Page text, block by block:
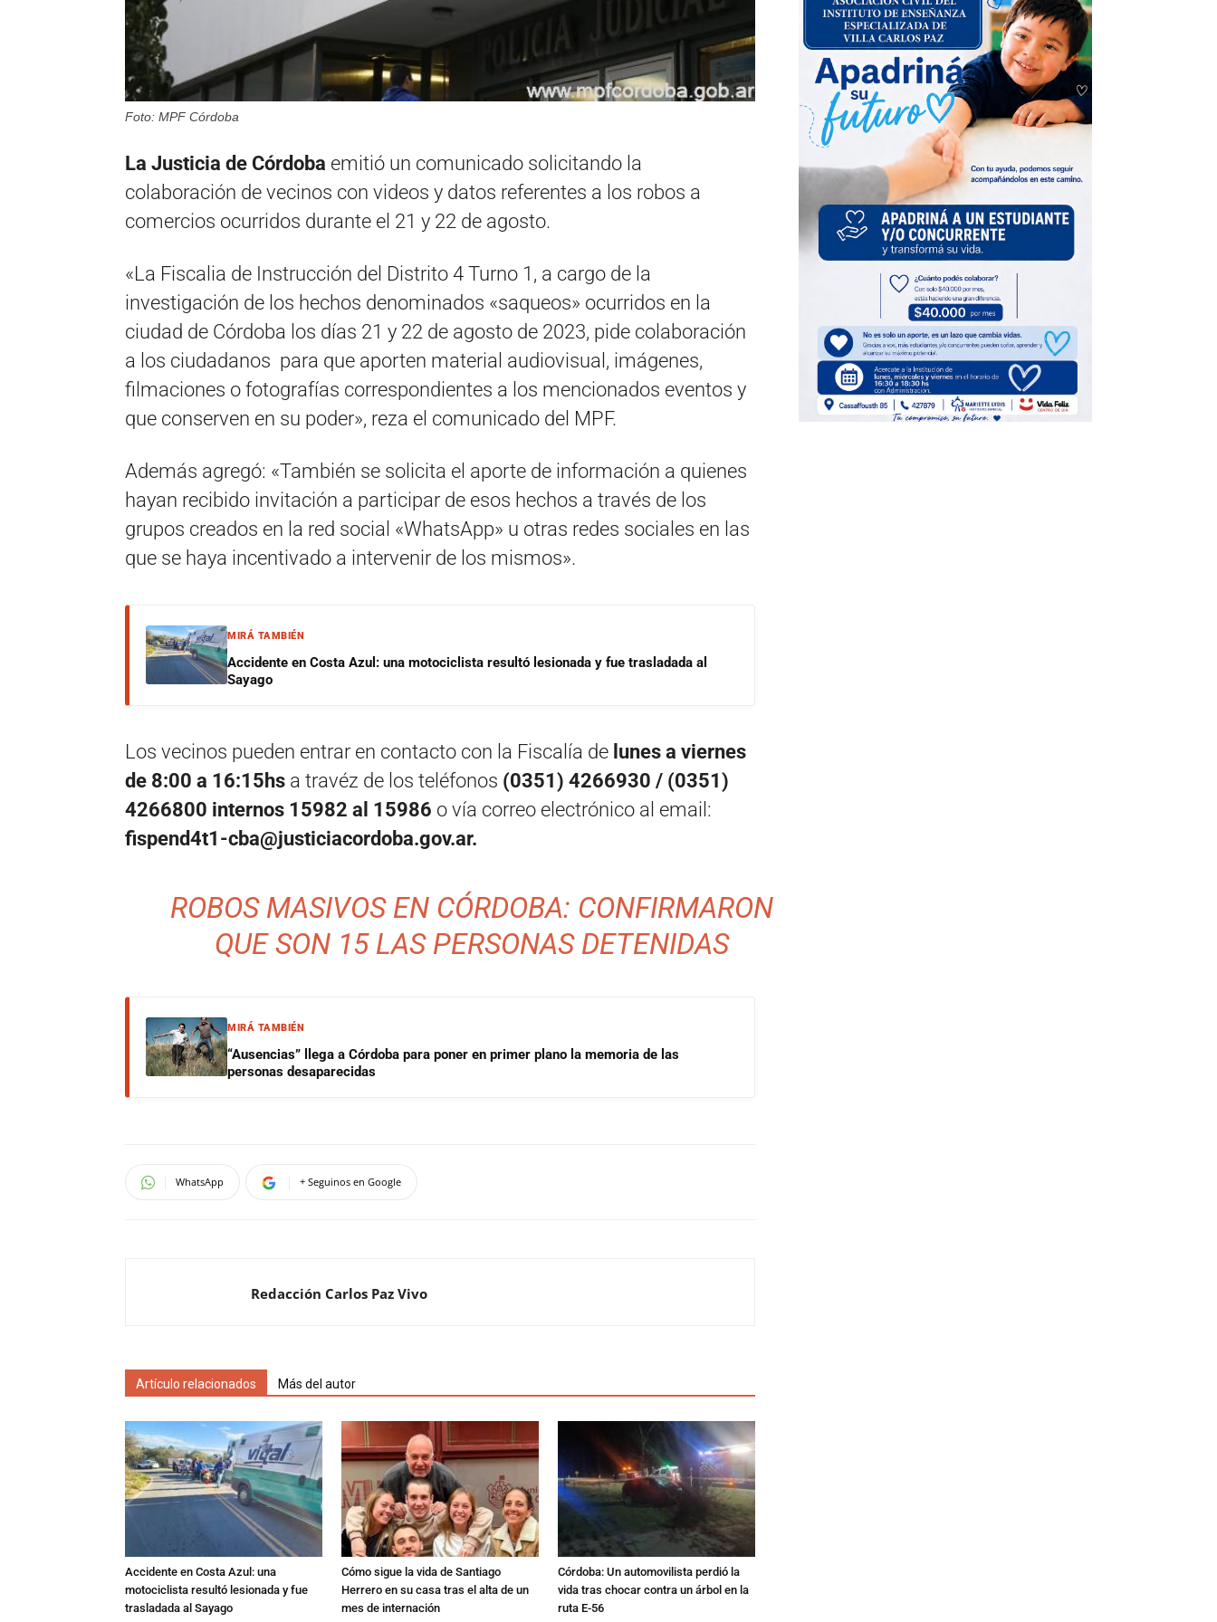
Foto: MPF Córdoba
La Justicia de Córdoba emitió un comunicado solicitando la
colaboración de vecinos con videos y datos referentes a los robos a
comercios ocurridos durante el 21 y 22 de agosto.
«La Fiscalia de Instrucción del Distrito 4 Turno 1, a cargo de la
investigación de los hechos denominados «saqueos» ocurridos en la
ciudad de Córdoba los días 21 y 22 de agosto de 2023, pide colaboración
a los ciudadanos para que aporten material audiovisual, imágenes,
filmaciones o fotografías correspondientes a los mencionados eventos y
que conserven en su poder», reza el comunicado del MPF.
Además agregó: «También se solicita el aporte de información a quienes
hayan recibido invitación a participar de esos hechos a través de los
grupos creados en la red social «WhatsApp» u otras redes sociales en las
que se haya incentivado a intervenir de los mismos».
MIRÁ TAMBIÉN
Accidente en Costa Azul: una motociclista resultó lesionada y fue trasladada al
Sayago
Los vecinos pueden entrar en contacto con la Fiscalía de lunes a viernes
de 8:00 a 16:15hs a travéz de los teléfonos (0351) 4266930 / (0351)
4266800 internos 15982 al 15986 o vía correo electrónico al email:
fispend4t1-cba@justiciacordoba.gov.ar.
ROBOS MASIVOS EN CÓRDOBA: CONFIRMARON
QUE SON 15 LAS PERSONAS DETENIDAS
MIRÁ TAMBIÉN
“Ausencias” llega a Córdoba para poner en primer plano la memoria de las
personas desaparecidas
WhatsApp + Seguinos en Google
Redacción Carlos Paz Vivo
Artículo relacionados Más del autor
Accidente en Costa Azul: una
motociclista resultó lesionada y fue
trasladada al Sayago
Cómo sigue la vida de Santiago
Herrero en su casa tras el alta de un
mes de internación
Córdoba: Un automovilista perdió la
vida tras chocar contra un árbol en la
ruta E-56